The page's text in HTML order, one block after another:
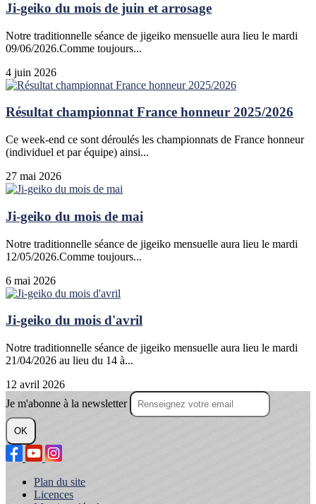
Ji-geiko du mois de juin et arrosage
Notre traditionnelle séance de jigeiko mensuelle aura lieu le mardi
09/06/2026.Comme toujours...
4 juin 2026
Résultat championnat France honneur 2025/2026
Ce week-end ce sont déroulés les championnats de France honneur
(individuel et par équipe) ainsi...
27 mai 2026
Ji-geiko du mois de mai
Notre traditionnelle séance de jigeiko mensuelle aura lieu le mardi
12/05/2026.Comme toujours...
6 mai 2026
Ji-geiko du mois d'avril
Notre traditionnelle séance de jigeiko mensuelle aura lieu le mardi
21/04/2026 au lieu du 14 à...
12 avril 2026
Je m'abonne à la newsletter
OK
Plan du site
Licences